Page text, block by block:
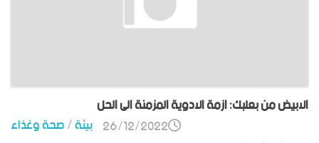
الابيض من بعلبك: ازمة الادوية المزمنة الى الحل
بيئة/صحة وغذاء 26/12/2022